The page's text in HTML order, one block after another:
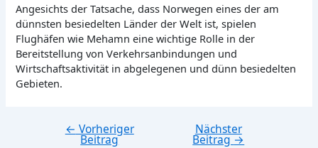
Angesichts der Tatsache, dass Norwegen eines der am
dünnsten besiedelten Länder der Welt ist, spielen
Flughäfen wie Mehamn eine wichtige Rolle in der
Bereitstellung von Verkehrsanbindungen und
Wirtschaftsaktivität in abgelegenen und dünn besiedelten
Gebieten.
Beitragsnavigation
← Vorheriger
Beitrag
Nächster
Beitrag→